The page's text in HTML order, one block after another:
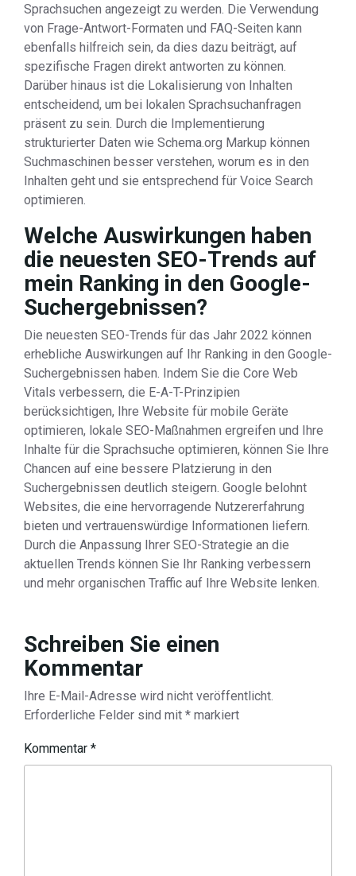
Sprachsuchen angezeigt zu werden. Die Verwendung
von Frage-Antwort-Formaten und FAQ-Seiten kann
ebenfalls hilfreich sein, da dies dazu beiträgt, auf
spezifische Fragen direkt antworten zu können.
Darüber hinaus ist die Lokalisierung von Inhalten
entscheidend, um bei lokalen Sprachsuchanfragen
präsent zu sein. Durch die Implementierung
strukturierter Daten wie Schema.org Markup können
Suchmaschinen besser verstehen, worum es in den
Inhalten geht und sie entsprechend für Voice Search
optimieren.
Welche Auswirkungen haben
die neuesten SEO-Trends auf
mein Ranking in den Google-
Suchergebnissen?
Die neuesten SEO-Trends für das Jahr 2022 können
erhebliche Auswirkungen auf Ihr Ranking in den Google-
Suchergebnissen haben. Indem Sie die Core Web
Vitals verbessern, die E-A-T-Prinzipien
berücksichtigen, Ihre Website für mobile Geräte
optimieren, lokale SEO-Maßnahmen ergreifen und Ihre
Inhalte für die Sprachsuche optimieren, können Sie Ihre
Chancen auf eine bessere Platzierung in den
Suchergebnissen deutlich steigern. Google belohnt
Websites, die eine hervorragende Nutzererfahrung
bieten und vertrauenswürdige Informationen liefern.
Durch die Anpassung Ihrer SEO-Strategie an die
aktuellen Trends können Sie Ihr Ranking verbessern
und mehr organischen Traffic auf Ihre Website lenken.
Schreiben Sie einen
Kommentar
Ihre E-Mail-Adresse wird nicht veröffentlicht.
Erforderliche Felder sind mit * markiert
Kommentar *